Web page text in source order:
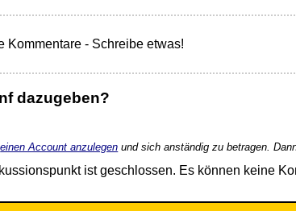
Kommentare - Schreibe etwas!
dazugeben?
einen Account anzulegen und sich anständig zu betragen.
ist geschlossen. Es können keine